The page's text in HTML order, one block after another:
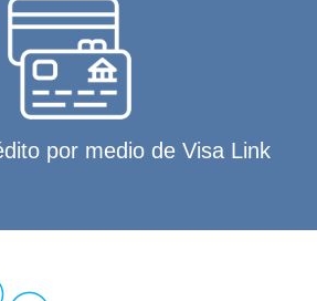
por medio de Visa Link